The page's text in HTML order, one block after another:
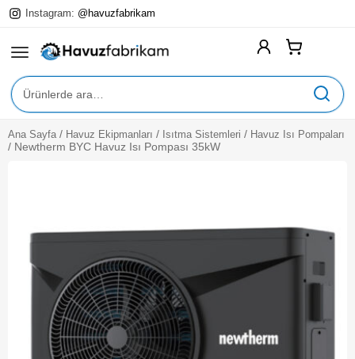
Instagram: @havuzfabrikam
Ara:
Yüzme Havuzları
Menu
Havuz Aksesuarları
Menu
Hizmetlerimiz
Child
Ana Sayfa / Havuz Ekipmanları / Isıtma Sistemleri / Havuz Isı Pompaları
/ Newtherm BYC Havuz Isı Pompası 35kW